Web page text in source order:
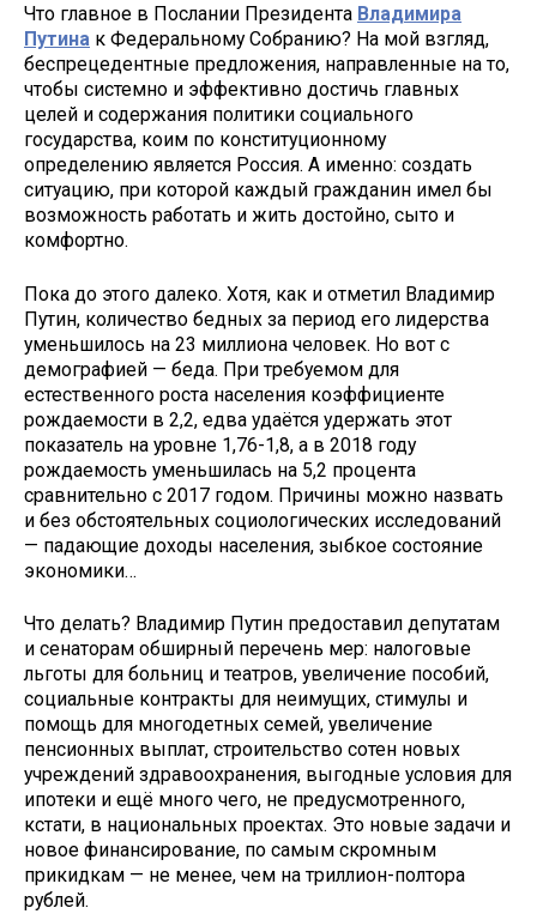
Что главное в Послании Президента Владимира
Путина к Федеральному Собранию? На мой взгляд,
беспрецедентные предложения, направленные на то,
чтобы системно и эффективно достичь главных
целей и содержания политики социального
государства, коим по конституционному
определению является Россия. А именно: создать
ситуацию, при которой каждый гражданин имел бы
возможность работать и жить достойно, сыто и
комфортно.
Пока до этого далеко. Хотя, как и отметил Владимир
Путин, количество бедных за период его лидерства
уменьшилось на 23 миллиона человек. Но вот с
демографией — беда. При требуемом для
естественного роста населения коэффициенте
рождаемости в 2,2, едва удаётся удержать этот
показатель на уровне 1,76-1,8, а в 2018 году
рождаемость уменьшилась на 5,2 процента
сравнительно с 2017 годом. Причины можно назвать
и без обстоятельных социологических исследований
— падающие доходы населения, зыбкое состояние
экономики…
Что делать? Владимир Путин предоставил депутатам
и сенаторам обширный перечень мер: налоговые
льготы для больниц и театров, увеличение пособий,
социальные контракты для неимущих, стимулы и
помощь для многодетных семей, увеличение
пенсионных выплат, строительство сотен новых
учреждений здравоохранения, выгодные условия для
ипотеки и ещё много чего, не предусмотренного,
кстати, в национальных проектах. Это новые задачи и
новое финансирование, по самым скромным
прикидкам — не менее, чем на триллион-полтора
рублей.